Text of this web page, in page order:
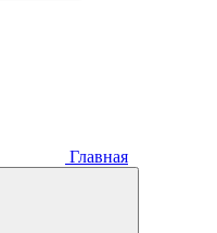
Главная